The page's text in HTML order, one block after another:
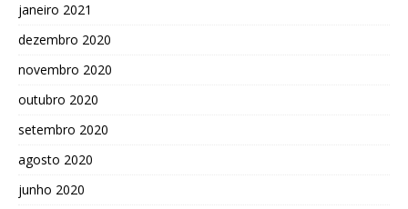
janeiro 2021
dezembro 2020
novembro 2020
outubro 2020
setembro 2020
agosto 2020
junho 2020